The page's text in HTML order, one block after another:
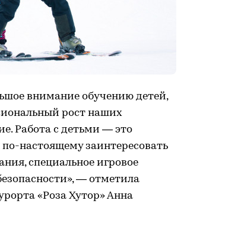
внимание обучению детей,
рост наших
Работа с детьми — это
настоящему заинтересовать
специальное игровое
— отметила
«Роза Хутор» Анна